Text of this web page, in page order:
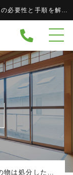
亡くなった人の物は処分した方がいい？遺品整理の必要性と手順を解説 - 株式会社 終活整理まごころ株式会社 終活整理まごころ
亡くなった人の物は処分した方がいい？遺品整理の必要性と手順を解説